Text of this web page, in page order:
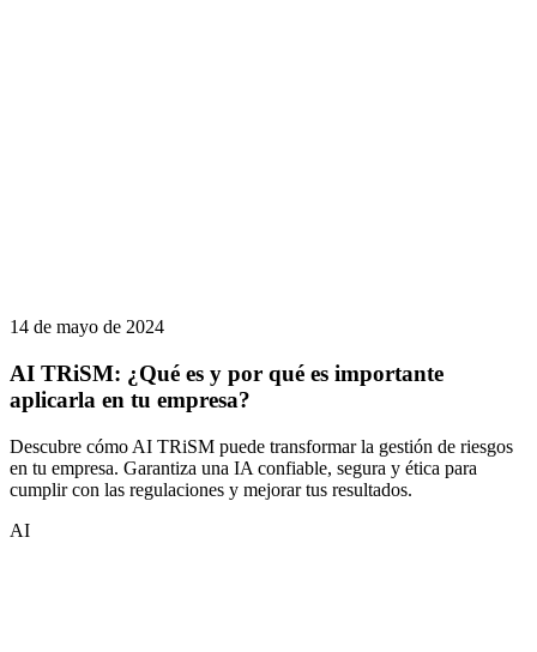
14 de mayo de 2024
AI TRiSM: ¿Qué es y por qué es importante
aplicarla en tu empresa?
Descubre cómo AI TRiSM puede transformar la gestión de riesgos
en tu empresa. Garantiza una IA confiable, segura y ética para
cumplir con las regulaciones y mejorar tus resultados.
AI